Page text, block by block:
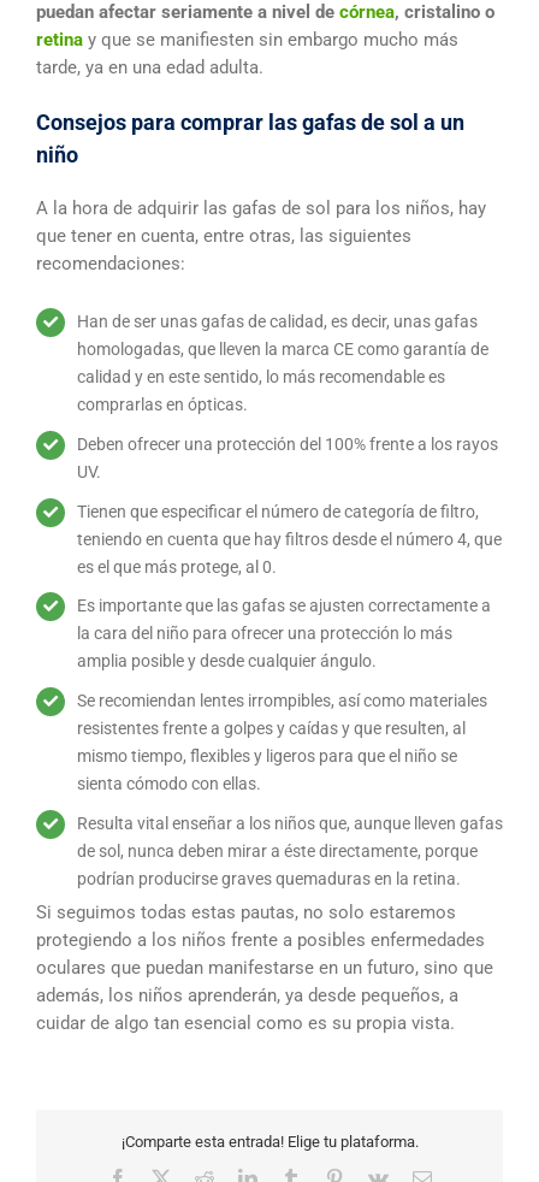
puedan afectar seriamente a nivel de córnea, cristalino o
retina y que se manifiesten sin embargo mucho más
tarde, ya en una edad adulta.
Consejos para comprar las gafas de sol a un
niño
A la hora de adquirir las gafas de sol para los niños, hay
que tener en cuenta, entre otras, las siguientes
recomendaciones:
Han de ser unas gafas de calidad, es decir, unas gafas
homologadas, que lleven la marca CE como garantía de
calidad y en este sentido, lo más recomendable es
comprarlas en ópticas.
Deben ofrecer una protección del 100% frente a los rayos
UV.
Tienen que especificar el número de categoría de filtro,
teniendo en cuenta que hay filtros desde el número 4, que
es el que más protege, al 0.
Es importante que las gafas se ajusten correctamente a
la cara del niño para ofrecer una protección lo más
amplia posible y desde cualquier ángulo.
Se recomiendan lentes irrompibles, así como materiales
resistentes frente a golpes y caídas y que resulten, al
mismo tiempo, flexibles y ligeros para que el niño se
sienta cómodo con ellas.
Resulta vital enseñar a los niños que, aunque lleven gafas
de sol, nunca deben mirar a éste directamente, porque
podrían producirse graves quemaduras en la retina.
Si seguimos todas estas pautas, no solo estaremos
protegiendo a los niños frente a posibles enfermedades
oculares que puedan manifestarse en un futuro, sino que
además, los niños aprenderán, ya desde pequeños, a
cuidar de algo tan esencial como es su propia vista.
¡Comparte esta entrada! Elige tu plataforma.
Facebook RedditLinkedInTumblr Pinterest
Vk Correo